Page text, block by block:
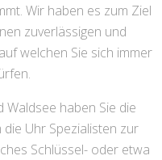
Wir haben es zum Ziel
zuverlässigen und
welchen Sie sich immer
Waldsee haben Sie die
Uhr Spezialisten zur
Schlüssel- oder etwa